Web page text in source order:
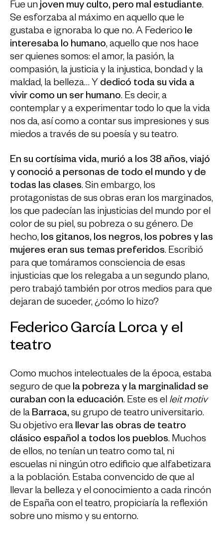
Fue unjoven muy culto, pero mal estudiante.
Se esforzaba al máximo en aquello que le
gustaba e ignoraba lo que no. A Federico le
interesaba lo humano, aquello que nos hace
ser quienes somos: el amor, la pasión, la
compasión, la justicia y la injustica, bondad y la
maldad, la belleza… Y dedicó toda su vida a
vivir como un ser humano. Es decir, a
contemplar y a experimentar todo lo que la vida
nos da, así como a contar sus impresiones y sus
miedos a través de su poesía y su teatro.
En su cortísima vida, murió a los 38 años, viajó
y conoció a personas de todo el mundo y de
todas las clases. Sin embargo, los
protagonistas de sus obras eran los marginados,
los que padecían las injusticias del mundo por el
color de su piel, su pobreza o su género. De
hecho, los gitanos, los negros, los pobres y las
mujeres eran sus temas preferidos. Escribió
para que tomáramos consciencia de esas
injusticias que los relegaba a un segundo plano,
pero trabajó también por otros medios para que
dejaran de suceder, ¿cómo lo hizo?
Federico García Lorca y el
teatro
Como muchos intelectuales de la época, estaba
seguro de que la pobreza y la marginalidad se
curaban con la educación. Este es el leit motiv
de la Barraca, su grupo de teatro universitario.
Su objetivo era llevar las obras de teatro
clásico español a todos los pueblos. Muchos
de ellos, no tenían un teatro como tal, ni
escuelas ni ningún otro edificio que alfabetizara
a la población. Estaba convencido de que al
llevar la belleza y el conocimiento a cada rincón
de España con el teatro, propiciaría la reflexión
sobre uno mismo y su entorno.